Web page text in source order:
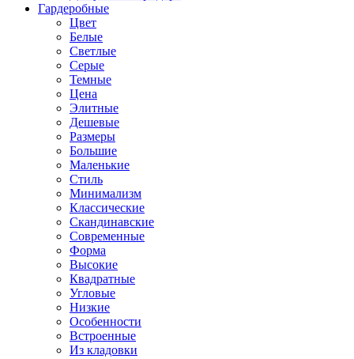
Гардеробные
Цвет
Белые
Светлые
Серые
Темные
Цена
Элитные
Дешевые
Размеры
Большие
Маленькие
Стиль
Минимализм
Классические
Скандинавские
Современные
Форма
Высокие
Квадратные
Угловые
Низкие
Особенности
Встроенные
Из кладовки